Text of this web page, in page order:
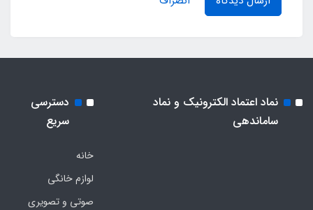
نماد اعتماد الکترونیک و نماد
ساماندهی
دسترسی
سریع
خانه
لوازم خانگی
صوتی و تصویری